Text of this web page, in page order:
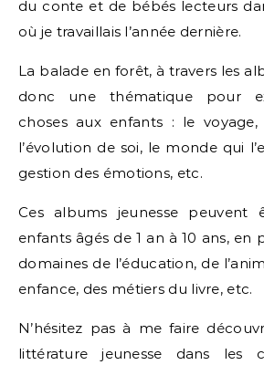
du conte et de bébés lecteurs
où je travaillais l’année dernière.
La balade en forêt, à travers les
donc une thématique pour
choses aux enfants : le
l’évolution de soi, le monde qui
gestion des émotions, etc.
Ces albums jeunesse
enfants âgés de 1 an à 10 ans, en
domaines de l’éducation, de
enfance, des métiers du livre, etc.
N’hésitez pas à me faire
littérature jeunesse dans les